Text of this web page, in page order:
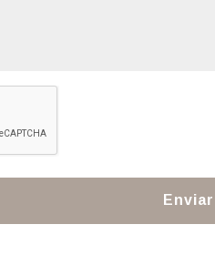
Enviar